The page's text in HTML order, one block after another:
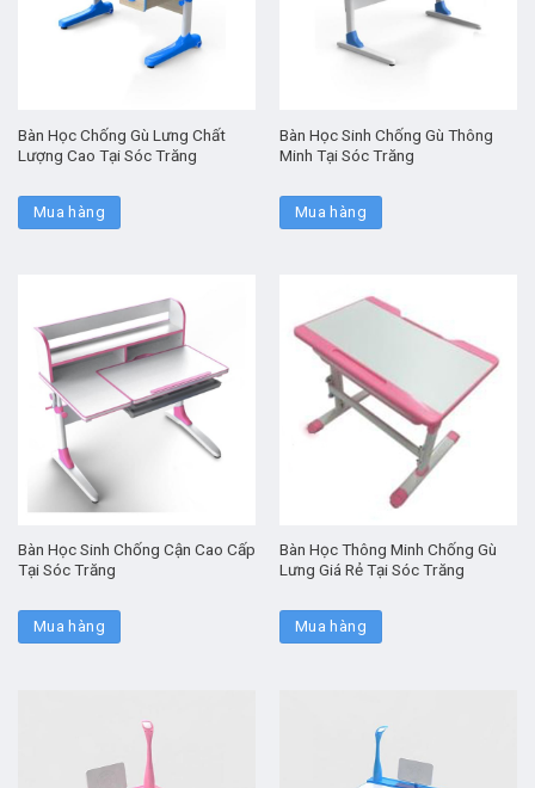
Bàn Học Chống Gù Lưng Chất
Lượng Cao Tại Sóc Trăng
Mua hàng
Bàn Học Sinh Chống Gù Thông
Minh Tại Sóc Trăng
Mua hàng
Bàn Học Sinh Chống Cận Cao Cấp
Tại Sóc Trăng
Mua hàng
Bàn Học Thông Minh Chống Gù
Lưng Giá Rẻ Tại Sóc Trăng
Mua hàng